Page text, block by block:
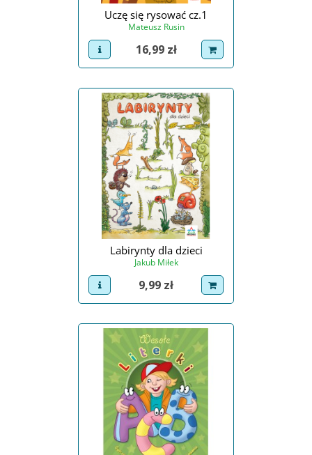
Uczę się rysować cz.1
Mateusz Rusin
view product
Cena
16,99 zł dodaj do koszyka
Labirynty dla dzieci
Jakub Miłek
view product
Cena
9,99 zł dodaj do koszyka